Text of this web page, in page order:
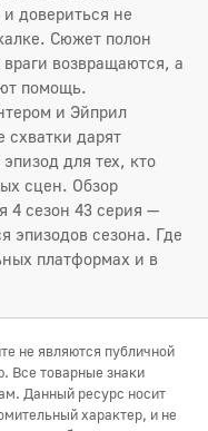
довериться не
Сюжет полон
возвращаются, а
помощь.
и Эйприл
дарят
для тех, кто
сцен. Обзор
4 сезон 43 серия —
эпизодов сезона. Где
платформах и в
не являются публичной
Все товарные знаки
Данный ресурс носит
характер, и не